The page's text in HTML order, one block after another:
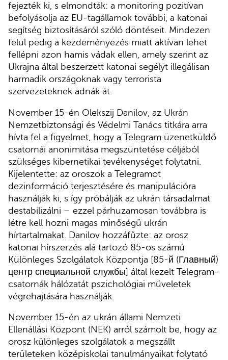
fejezték ki, s elmondták: a monitoring pozitívan
befolyásolja az EU-tagállamok további, a katonai
segítség biztosításáról szóló döntéseit. Mindezen
felül pedig a kezdeményezés miatt aktívan lehet
fellépni azon hamis vádak ellen, amely szerint az
Ukrajna által beszerzett katonai segélyt illegálisan
harmadik országoknak vagy terrorista
szervezeteknek adnák át.
November 15-én Olekszij Danilov, az Ukrán
Nemzetbiztonsági és Védelmi Tanács titkára arra
hívta fel a figyelmet, hogy a Telegram üzenetküldő
csatornái anonimitása megszüntetése céljából
szükséges kibernetikai tevékenységet folytatni.
Kijelentette: az oroszok a Telegramot
dezinformáció terjesztésére és manipulációra
használják ki, s így próbálják az ukrán társadalmat
destabilizálni – ezzel párhuzamosan továbbra is
létre kell hozni magas minőségű ukrán
hírtartalmakat. Danilov hozzáfűzte: az orosz
katonai hírszerzés alá tartozó 85-os számú
Különleges Szolgálatok Központja [85-й (Главный)
центр специальной службы] által kezelt Telegram-
csatornák hálózatát pszichológiai műveletek
végrehajtására használják.
November 15-én az ukrán állami Nemzeti
Ellenállási Központ (NEK) arról számolt be, hogy az
orosz különleges szolgálatok a megszállt
területeken középiskolai tanulmányaikat folytató